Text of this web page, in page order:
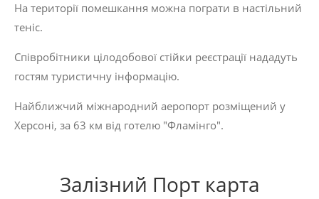
На території помешкання можна пограти в настільний
теніс.
Співробітники цілодобової стійки реєстрації нададуть
гостям туристичну інформацію.
Найближчий міжнародний аеропорт розміщений у
Херсоні, за 63 км від готелю "Фламінго".
Залізний Порт карта